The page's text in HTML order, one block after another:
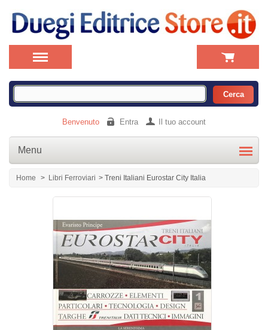
Benvenuto Entra Il tuo account
Menu
Home > Libri Ferroviari > Treni Italiani Eurostar City Italia